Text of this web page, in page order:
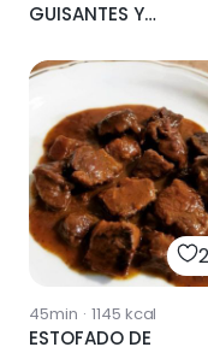
GUISANTES Y
45min · 1145 kcal
ESTOFADO DE